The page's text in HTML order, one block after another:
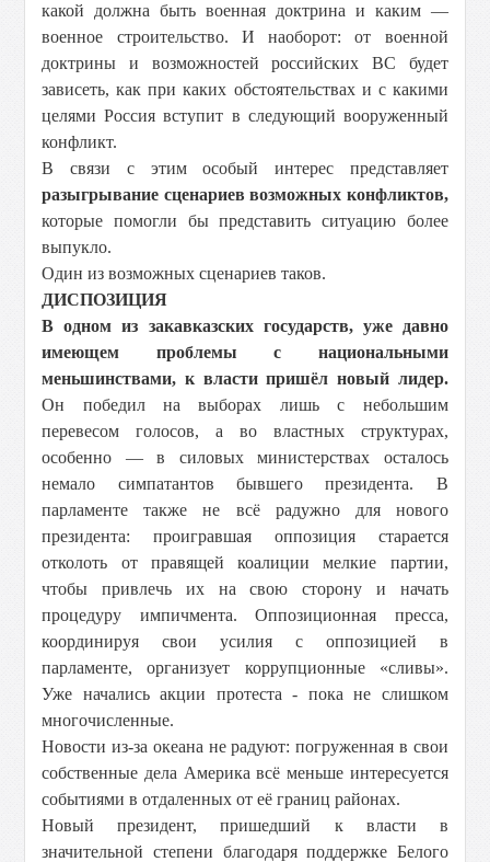
какой должна быть военная доктрина и каким —
военное строительство. И наоборот: от военной
доктрины и возможностей российских ВС будет
зависеть, как при каких обстоятельствах и с какими
целями Россия вступит в следующий вооруженный
конфликт.
В связи с этим особый интерес представляет
разыгрывание сценариев возможных конфликтов,
которые помогли бы представить ситуацию более
выпукло.
Один из возможных сценариев таков.
ДИСПОЗИЦИЯ
В одном из закавказских государств, уже давно
имеющем проблемы с национальными
меньшинствами, к власти пришёл новый лидер.
Он победил на выборах лишь с небольшим
перевесом голосов, а во властных структурах,
особенно — в силовых министерствах осталось
немало симпатантов бывшего президента. В
парламенте также не всё радужно для нового
президента: проигравшая оппозиция старается
отколоть от правящей коалиции мелкие партии,
чтобы привлечь их на свою сторону и начать
процедуру импичмента. Оппозиционная пресса,
координируя свои усилия с оппозицией в
парламенте, организует коррупционные «сливы».
Уже начались акции протеста - пока не слишком
многочисленные.
Новости из-за океана не радуют: погруженная в свои
собственные дела Америка всё меньше интересуется
событиями в отдаленных от её границ районах.
Новый президент, пришедший к власти в
значительной степени благодаря поддержке Белого